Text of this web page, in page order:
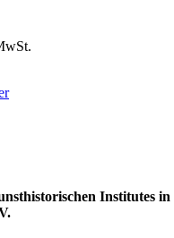
Institutes in